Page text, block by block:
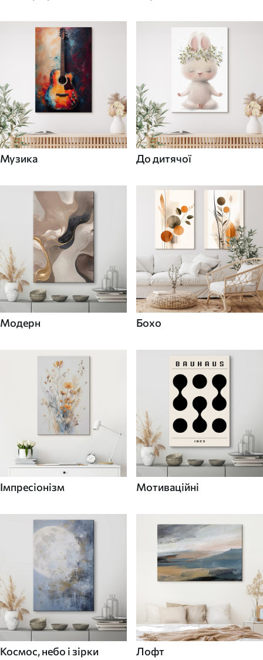
Музика До дитячої
Модерн Бохо
Імпресіонізм Мотиваційні
Космос, небо і зірки Лофт